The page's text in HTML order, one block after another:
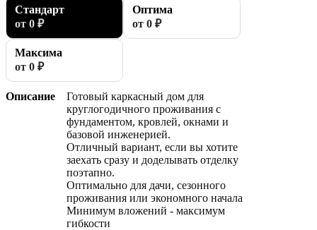
Стандарт
от 0 ₽
Оптима
от 0 ₽
Максима
от 0 ₽
Описание
Готовый каркасный дом для
круглогодичного проживания с
фундаментом, кровлей, окнами и
базовой инженерией.
Отличный вариант, если вы хотите
заехать сразу и доделывать отделку
поэтапно.
Оптимально для дачи, сезонного
проживания или экономного начала
Минимум вложений - максимум
гибкости